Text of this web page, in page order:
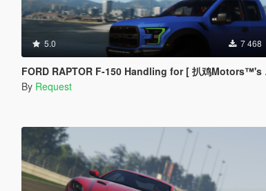
5.0 7 468
FORD RAPTOR F-150 Handling for [ 扒鸡Motors™'s MOD ]
By Request